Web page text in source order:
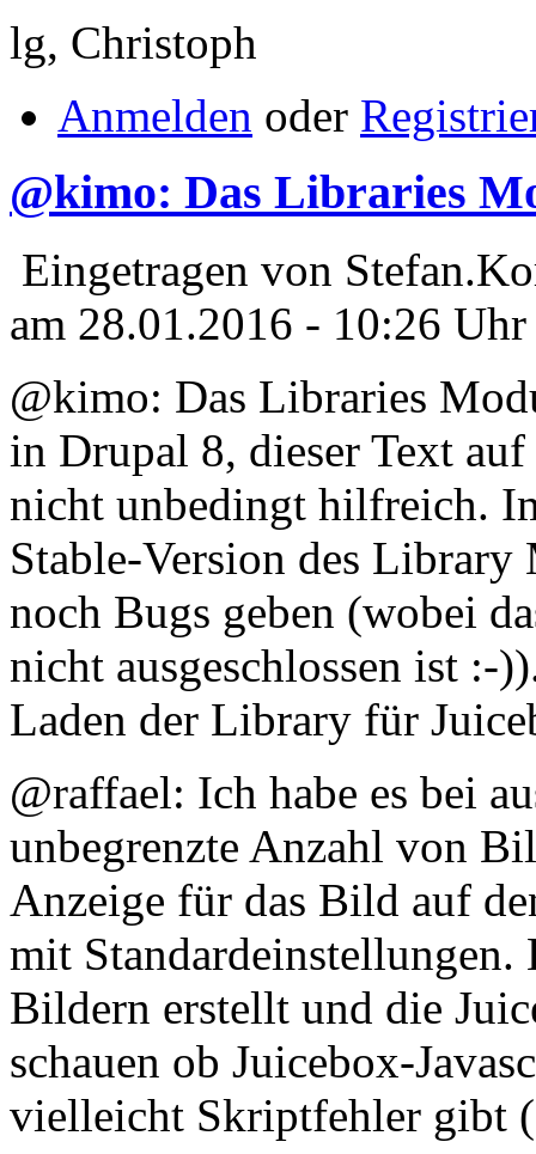
lg, Christoph
Anmelden oder
@kimo: Das Libraries
Eingetragen von
am 28.01.2016 - 10:26 Uhr
@kimo: Das Libraries
in Drupal 8, dieser Text
nicht unbedingt hilfreich.
Stable-Version des Library
noch Bugs geben (wobei
nicht ausgeschlossen ist :-
Laden der Library für
@raffael: Ich habe es bei
unbegrenzte Anzahl von
Anzeige für das Bild auf
mit
Bildern erstellt und die
schauen ob Juicebox-
vielleicht Skriptfehler gibt